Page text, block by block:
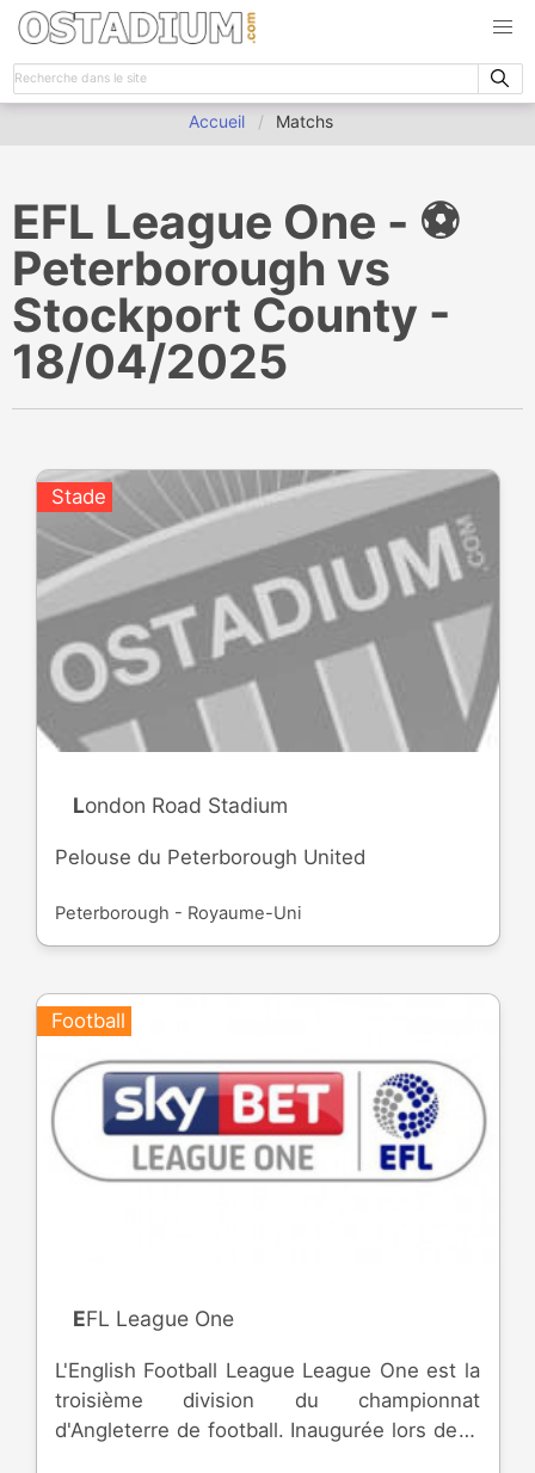
Accueil Matchs
EFL League One - ⚽️
Peterborough vs
Stockport County -
18/04/2025
Stade
London Road Stadium
Pelouse du Peterborough United
Peterborough - Royaume-Uni
Football
EFL League One
L'English Football League League One est la
troisième division du championnat
d'Angleterre de football. Inaugurée lors de la